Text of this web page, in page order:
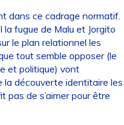
dans ce cadrage normatif.
fugue de Malu et Jorgito
le plan relationnel les
tout semble opposer (le
et politique) vont
la découverte identitaire les
pas de s’aimer pour être